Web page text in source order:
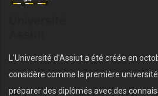
L'Université d'Assiut a été créée en
considère comme la première
préparer des diplômés avec des